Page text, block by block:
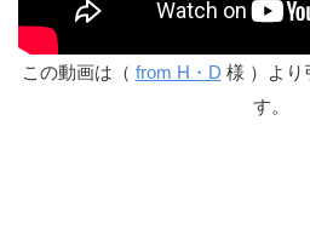
この動画は（ from H・D 様 ）より
す。